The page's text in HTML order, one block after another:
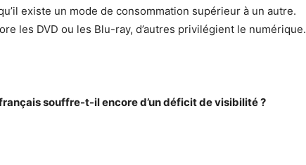
existe un mode de consommation supérieur à un autre.
les DVD ou les Blu-ray, d’autres privilégient le numérique.
souffre-t-il encore d’un déficit de visibilité ?